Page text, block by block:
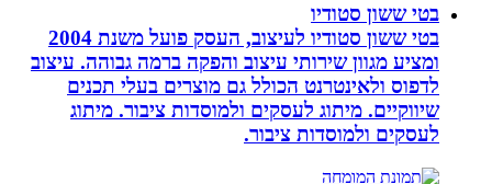
בטי ששון סטודיו
בטי ששון סטודיו לעיצוב, העסק פועל משנת 2004
ומציע מגוון שירותי עיצוב והפקה ברמה גבוהה. עיצוב
לדפוס ולאינטרנט הכולל גם מוצרים בעלי תכנים
שיווקיים. מיתוג לעסקים ולמוסדות ציבור. מיתוג
לעסקים ולמוסדות ציבור.